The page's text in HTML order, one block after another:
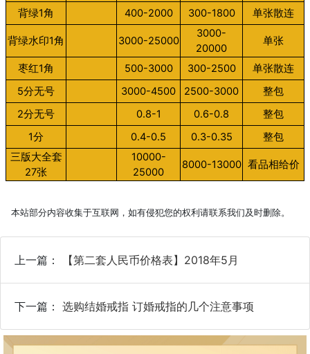
背绿1角 400-2000 300-1800 单张散连
背绿水印1角 3000-25000
3000-
20000
单张
枣红1角 500-3000 300-2500
单张散连
5分无号
3000-4500 2500-3000
整包
2分无号
0.8-1 0.6-0.8
整包
1分
0.4-0.5 0.3-0.35
整包
三版大全套
27张
10000-
25000
8000-13000 看品相给价
本站部分内容收集于互联网，如有侵犯您的权利请联系我们及时删除。
上一篇： 【第二套人民币价格表】2018年5月
下一篇： 选购结婚戒指 订婚戒指的几个注意事项